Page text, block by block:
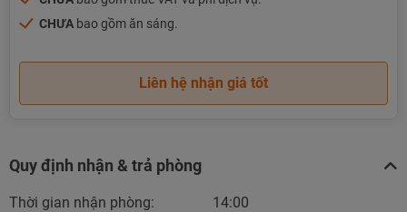
CHƯA bao gồm ăn sáng.
Liên hệ nhận giá tốt
Quy định nhận & trả phòng
Thời gian nhận phòng: 14:00